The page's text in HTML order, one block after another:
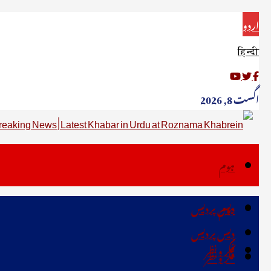
اردو
हिन्दी
اگست 8, 2026
ہوم
دیس پردیس
فکر ونظر
ہوم
دیس پردیس
فکر ونظر